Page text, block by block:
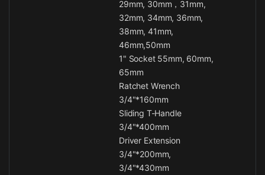
29mm, 30mm，31mm,
32mm, 34mm, 36mm,
38mm, 41mm,
46mm,50mm
1" Socket 55mm, 60mm,
65mm
Ratchet Wrench
3/4"*160mm
Sliding T-Handle
3/4"*400mm
Driver Extension
3/4"*200mm,
3/4"*430mm